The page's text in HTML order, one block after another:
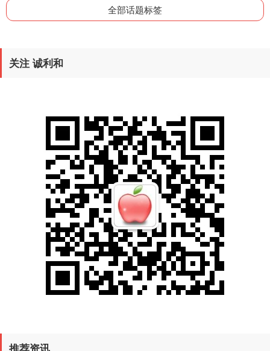
全部话题标签
关注 诚利和